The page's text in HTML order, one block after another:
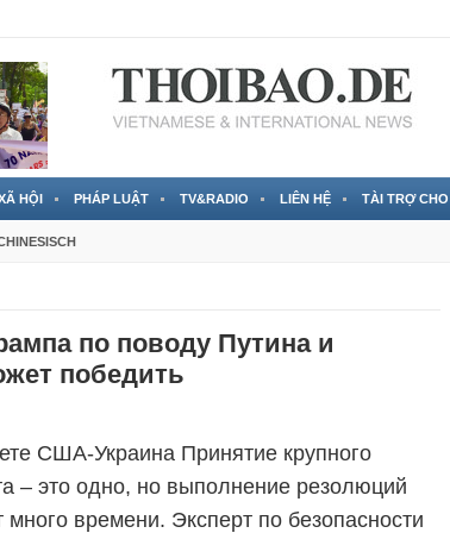
HỘI PHÁP LUẬT TV&RADIO LIÊN HỆ TÀI TRỢ
по поводу Путина и
победить
США-Украина Принятие крупного
– это одно, но выполнение резолюций
много времени. Эксперт по безопасности